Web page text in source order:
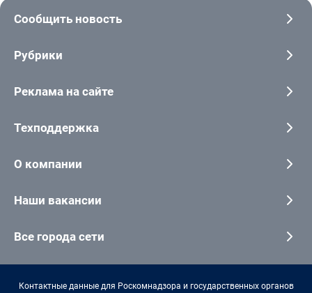
Сообщить новость
Рубрики
Реклама на сайте
Техподдержка
О компании
Наши вакансии
Все города сети
Контактные данные для Роскомнадзора и государственных органов